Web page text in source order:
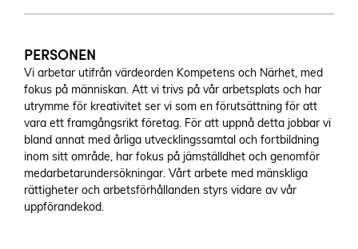
PERSONEN
Vi arbetar utifrån värdeorden Kompetens och Närhet, med
fokus på människan. Att vi trivs på vår arbetsplats och har
utrymme för kreativitet ser vi som en förutsättning för att
vara ett framgångsrikt företag. För att uppnå detta jobbar vi
bland annat med årliga utvecklingssamtal och fortbildning
inom sitt område, har fokus på jämställdhet och genomför
medarbetarundersökningar. Vårt arbete med mänskliga
rättigheter och arbetsförhållanden styrs vidare av vår
uppförandekod.